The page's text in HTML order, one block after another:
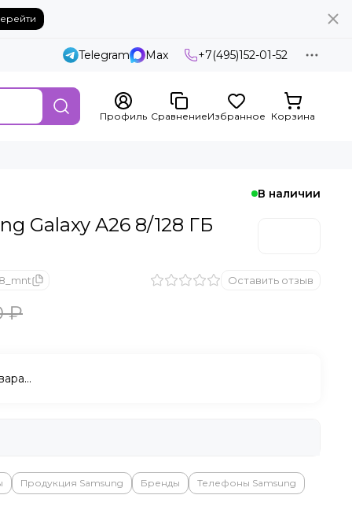
Telegram Max +7(495)152-01-52
Профиль СравнениеИзбранное Корзина
В наличии
Galaxy A26 8/128 ГБ
Оставить отзыв
₽
Продукция Samsung Бренды
Телефоны Samsung